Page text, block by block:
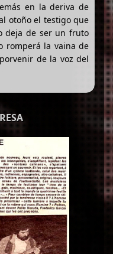
en la deriva de
otoño el testigo que
deja de ser un fruto
romperá la vaina de
de la voz del